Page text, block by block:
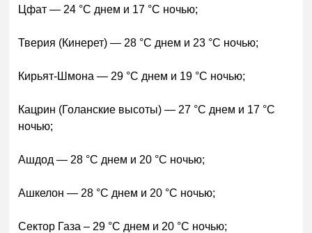
Цфат — 24 °C днем и 17 °C ночью;
Тверия (Кинерет) — 28 °C днем и 23 °C ночью;
Кирьят-Шмона — 29 °C днем и 19 °C ночью;
Кацрин (Голанские высоты) — 27 °C днем и 17 °C
ночью;
Ашдод — 28 °C днем и 20 °C ночью;
Ашкелон — 28 °C днем и 20 °C ночью;
Сектор Газа – 29 °C днем и 20 °C ночью;